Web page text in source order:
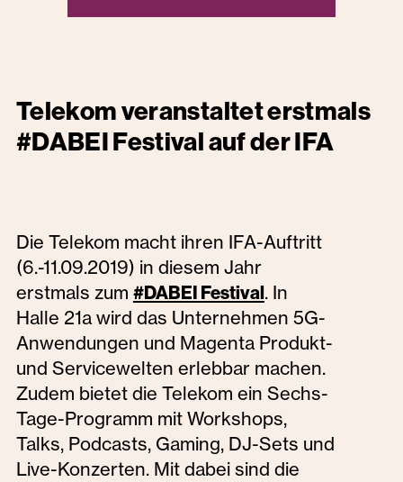
Telekom veranstaltet erstmals
#DABEI Festival auf der IFA
Die Telekom macht ihren IFA-Auftritt
(6.-11.09.2019) in diesem Jahr
erstmals zum #DABEI Festival. In
Halle 21a wird das Unternehmen 5G-
Anwendungen und Magenta Produkt-
und Servicewelten erlebbar machen.
Zudem bietet die Telekom ein Sechs-
Tage-Programm mit Workshops,
Talks, Podcasts, Gaming, DJ-Sets und
Live-Konzerten. Mit dabei sind die